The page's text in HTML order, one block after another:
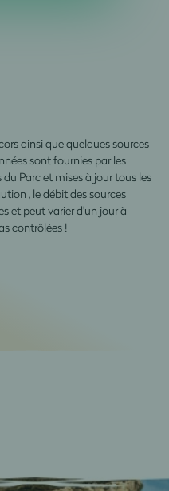
ainsi que quelques sources
sont fournies par les
Parc et mises à jour tous les
, le débit des sources
et peut varier d'un jour à
contrôlées !